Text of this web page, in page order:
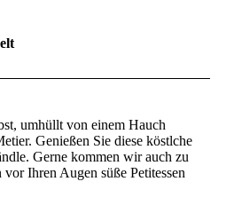
umhüllt von einem Hauch
Genießen Sie diese köstlche
Gerne kommen wir auch zu
Ihren Augen süße Petitessen